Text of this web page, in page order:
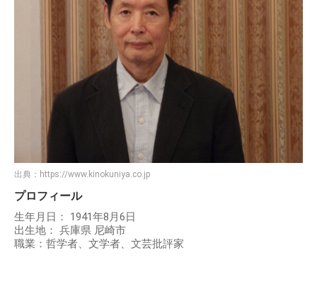
出典： https://www.kinokuniya.co.jp
プロフィール
生年月日： 1941年8月6日
出生地： 兵庫県 尼崎市
職業：哲学者、文学者、文芸批評家